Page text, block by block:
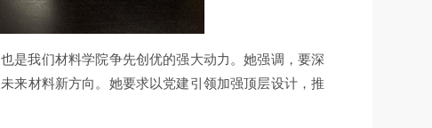
是我们材料学院争先创优的强大动力。她强调，要深
来材料新方向。她要求以党建引领加强顶层设计，推